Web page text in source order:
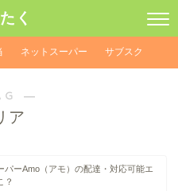
く
ネットスーパー サブスク
―
ア
パーAmo（アモ）の配達・対応可能エ
？